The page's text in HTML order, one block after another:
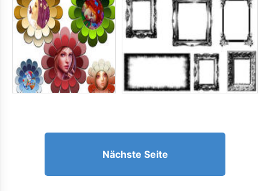
Nächste Seite